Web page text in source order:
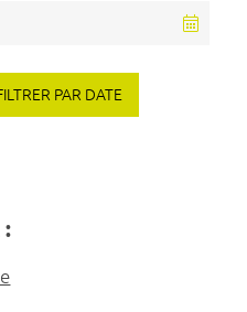
PAR DATE
: